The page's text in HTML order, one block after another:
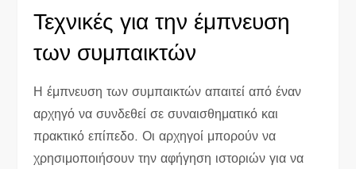
Τεχνικές για την έμπνευση
των συμπαικτών
Η έμπνευση των συμπαικτών απαιτεί από έναν
αρχηγό να συνδεθεί σε συναισθηματικό και
πρακτικό επίπεδο. Οι αρχηγοί μπορούν να
χρησιμοποιήσουν την αφήγηση ιστοριών για να